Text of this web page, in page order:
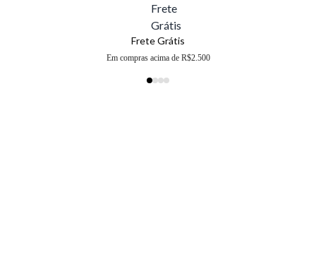
Frete Grátis
Em compras acima de R$2.500